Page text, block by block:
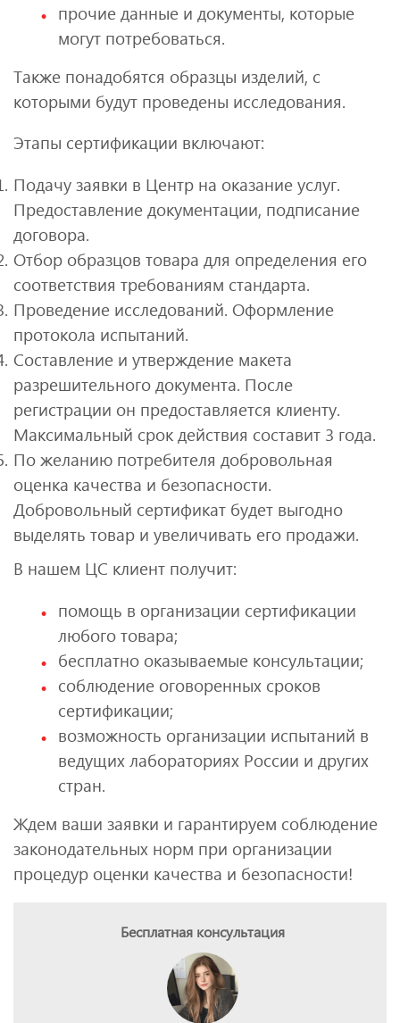
прочие данные и документы, которые
могут потребоваться.
Также понадобятся образцы изделий, с
которыми будут проведены исследования.
Этапы сертификации включают:
Подачу заявки в Центр на оказание услуг.
Предоставление документации, подписание
договора.
Отбор образцов товара для определения его
соответствия требованиям стандарта.
Проведение исследований. Оформление
протокола испытаний.
Составление и утверждение макета
разрешительного документа. После
регистрации он предоставляется клиенту.
Максимальный срок действия составит 3 года.
По желанию потребителя добровольная
оценка качества и безопасности.
Добровольный сертификат будет выгодно
выделять товар и увеличивать его продажи.
В нашем ЦС клиент получит:
помощь в организации сертификации
любого товара;
бесплатно оказываемые консультации;
соблюдение оговоренных сроков
сертификации;
возможность организации испытаний в
ведущих лабораториях России и других
стран.
Ждем ваши заявки и гарантируем соблюдение
законодательных норм при организации
процедур оценки качества и безопасности!
Бесплатная консультация